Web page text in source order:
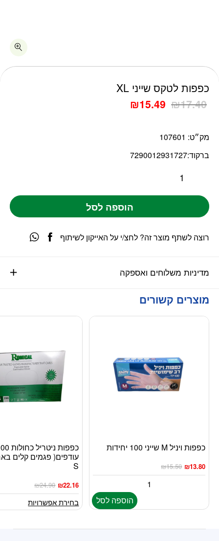
כפפות לטקס שייני XL
₪17.40
₪15.49
מק״ט: 107601
ברקוד:7290012931727
כמות כפפות לטקס שייני XL
הוספה לסל
מדיניות משלוחים ואספקה
רוצה לשתף מוצר זה? לחצ/י על האייקון לשיתוף
מוצרים קשורים
כפפות ויניל M שייני 100 יחידות
₪15.50 ₪13.80
הוספה לסל
עודפים( פגמים קלים
S
₪24.90 ₪22.16
למוצר
זה
יש
מספר
סוגים.
ניתן
את
בחירת אפשרויות